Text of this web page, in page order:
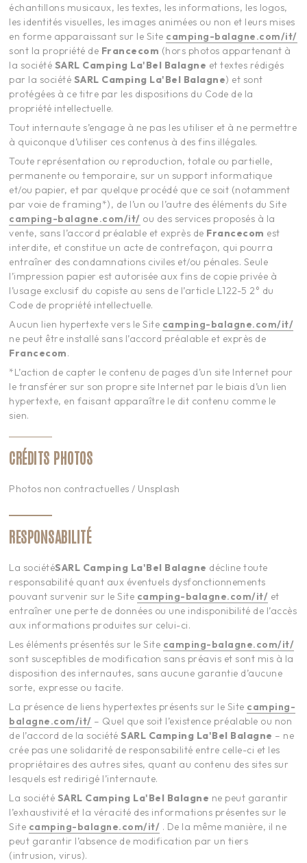
échantillons musicaux, les textes, les informations, les logos,
les identités visuelles, les images animées ou non et leurs mises
en forme apparaissant sur le Site camping-balagne.com/it/
sont la propriété de Francecom (hors photos appartenant à
la société SARL Camping La'Bel Balagne et textes rédigés
par la société SARL Camping La'Bel Balagne) et sont
protégées à ce titre par les dispositions du Code de la
propriété intellectuelle.
Tout internaute s’engage à ne pas les utiliser et à ne permettre
à quiconque d’utiliser ces contenus à des fins illégales.
Toute représentation ou reproduction, totale ou partielle,
permanente ou temporaire, sur un support informatique
et/ou papier, et par quelque procédé que ce soit (notamment
par voie de framing*), de l’un ou l’autre des éléments du Site
camping-balagne.com/it/ ou des services proposés à la
vente, sans l’accord préalable et exprès de Francecom est
interdite, et constitue un acte de contrefaçon, qui pourra
entraîner des condamnations civiles et/ou pénales. Seule
l’impression papier est autorisée aux fins de copie privée à
l’usage exclusif du copiste au sens de l’article L122-5 2° du
Code de propriété intellectuelle.
Aucun lien hypertexte vers le Site camping-balagne.com/it/
ne peut être installé sans l’accord préalable et exprès de
Francecom.
*L’action de capter le contenu de pages d’un site Internet pour
le transférer sur son propre site Internet par le biais d’un lien
hypertexte, en faisant apparaître le dit contenu comme le
sien.
CRÉDITS PHOTOS
Photos non contractuelles / Unsplash
RESPONSABILITÉ
La sociétéSARL Camping La'Bel Balagne décline toute
responsabilité quant aux éventuels dysfonctionnements
pouvant survenir sur le Site camping-balagne.com/it/ et
entraîner une perte de données ou une indisponibilité de l’accès
aux informations produites sur celui-ci.
Les éléments présentés sur le Site camping-balagne.com/it/
sont susceptibles de modification sans préavis et sont mis à la
disposition des internautes, sans aucune garantie d’aucune
sorte, expresse ou tacite.
La présence de liens hypertextes présents sur le Site camping-
balagne.com/it/ – Quel que soit l’existence préalable ou non
de l’accord de la sociétéSARL Camping La'Bel Balagne – ne
crée pas une solidarité de responsabilité entre celle-ci et les
propriétaires des autres sites, quant au contenu des sites sur
lesquels est redirigé l’internaute.
La société SARL Camping La'Bel Balagne ne peut garantir
l’exhaustivité et la véracité des informations présentes sur le
Site camping-balagne.com/it/ . De la même manière, il ne
peut garantir l’absence de modification par un tiers
(intrusion, virus).